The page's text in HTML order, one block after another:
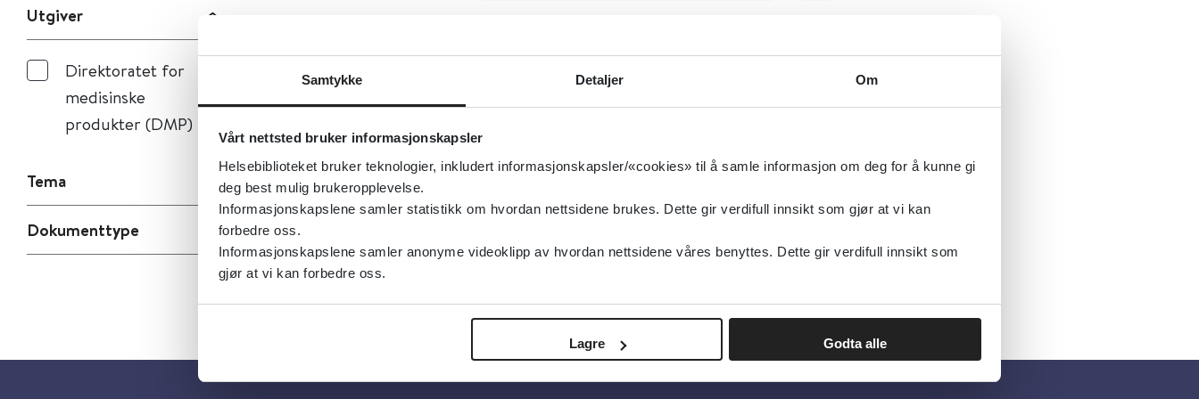
Samtykke Detaljer Om
Vårt nettsted bruker informasjonskapsler
Helsebiblioteket bruker teknologier, inkludert informasjonskapsler/«cookies» til å samle informasjon om deg for å kunne gi
deg best mulig brukeropplevelse.
Informasjonskapslene samler statistikk om hvordan nettsidene brukes. Dette gir verdifull innsikt som gjør at vi kan
forbedre oss.
Informasjonskapslene samler anonyme videoklipp av hvordan nettsidene våres benyttes. Dette gir verdifull innsikt som
gjør at vi kan forbedre oss.
Lagre Godta alle
Utgiver
Direktoratet for
medisinske
produkter (DMP)
Tema
Dokumenttype